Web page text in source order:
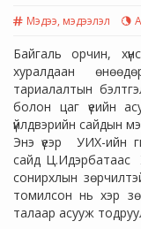
Мэдээ, мэдээлэл
Байгаль орчин,
хуралдаан
тариалалтын
болон цаг үеийн
үйлдвэрийн сайдын
Энэ үеэр УИХ-ийн
сайд Ц.Идэрбатаас
сонирхлын
томилсон нь хэр
талаар асууж